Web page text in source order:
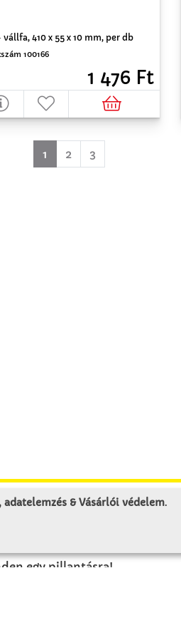
vállfa, 410 x 55 x 10 mm, per db
100166
1 476 Ft
1 (aktuell)
2 3
egy pillantásra!
& Vásárlói védelem.